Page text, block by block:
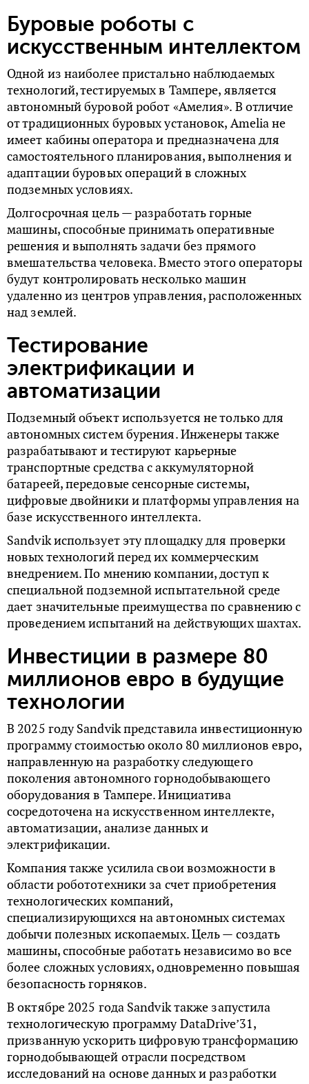
Буровые роботы с
искусственным интеллектом
Одной из наиболее пристально наблюдаемых
технологий, тестируемых в Тампере, является
автономный буровой робот «Амелия». В отличие
от традиционных буровых установок, Amelia не
имеет кабины оператора и предназначена для
самостоятельного планирования, выполнения и
адаптации буровых операций в сложных
подземных условиях.
Долгосрочная цель — разработать горные
машины, способные принимать оперативные
решения и выполнять задачи без прямого
вмешательства человека. Вместо этого операторы
будут контролировать несколько машин
удаленно из центров управления, расположенных
над землей.
Тестирование
электрификации и
автоматизации
Подземный объект используется не только для
автономных систем бурения. Инженеры также
разрабатывают и тестируют карьерные
транспортные средства с аккумуляторной
батареей, передовые сенсорные системы,
цифровые двойники и платформы управления на
базе искусственного интеллекта.
Sandvik использует эту площадку для проверки
новых технологий перед их коммерческим
внедрением. По мнению компании, доступ к
специальной подземной испытательной среде
дает значительные преимущества по сравнению с
проведением испытаний на действующих шахтах.
Инвестиции в размере 80
миллионов евро в будущие
технологии
В 2025 году Sandvik представила инвестиционную
программу стоимостью около 80 миллионов евро,
направленную на разработку следующего
поколения автономного горнодобывающего
оборудования в Тампере. Инициатива
сосредоточена на искусственном интеллекте,
автоматизации, анализе данных и
электрификации.
Компания также усилила свои возможности в
области робототехники за счет приобретения
технологических компаний,
специализирующихся на автономных системах
добычи полезных ископаемых. Цель — создать
машины, способные работать независимо во все
более сложных условиях, одновременно повышая
безопасность горняков.
В октябре 2025 года Sandvik также запустила
технологическую программу DataDrive’31,
призванную ускорить цифровую трансформацию
горнодобывающей отрасли посредством
исследований на основе данных и разработки